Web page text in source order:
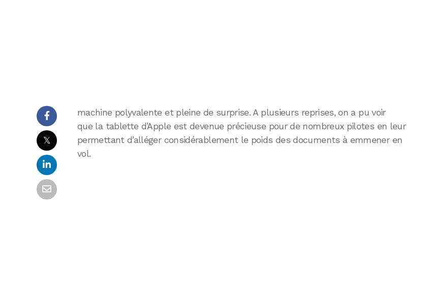
𝕏
machine polyvalente et pleine de surprise. A plusieurs reprises, on a pu voir
que la tablette d’Apple est devenue précieuse pour de nombreux pilotes en leur
permettant d’alléger considérablement le poids des documents à emmener en
vol.